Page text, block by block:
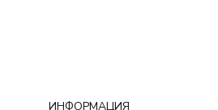
ИНФОРМАЦИЯ